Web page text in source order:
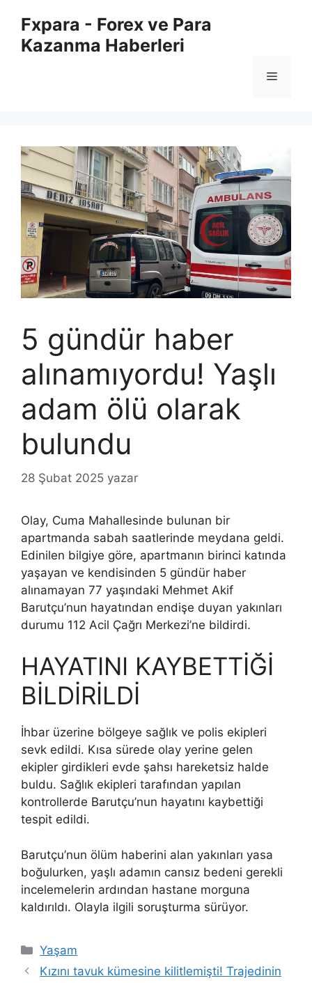
Fxpara - Forex ve Para
Kazanma Haberleri
Menü
5 gündür haber
alınamıyordu! Yaşlı
adam ölü olarak
bulundu
28 Şubat 2025 yazar
Olay, Cuma Mahallesinde bulunan bir
apartmanda sabah saatlerinde meydana geldi.
Edinilen bilgiye göre, apartmanın birinci katında
yaşayan ve kendisinden 5 gündür haber
alınamayan 77 yaşındaki Mehmet Akif
Barutçu’nun hayatından endişe duyan yakınları
durumu 112 Acil Çağrı Merkezi’ne bildirdi.
HAYATINI KAYBETTİĞİ
BİLDİRİLDİ
İhbar üzerine bölgeye sağlık ve polis ekipleri
sevk edildi. Kısa sürede olay yerine gelen
ekipler girdikleri evde şahsı hareketsiz halde
buldu. Sağlık ekipleri tarafından yapılan
kontrollerde Barutçu’nun hayatını kaybettiği
tespit edildi.
Barutçu’nun ölüm haberini alan yakınları yasa
boğulurken, yaşlı adamın cansız bedeni gerekli
incelemelerin ardından hastane morguna
kaldırıldı. Olayla ilgili soruşturma sürüyor.
Kategoriler
Yaşam
Kızını tavuk kümesine kilitlemişti! Trajedinin